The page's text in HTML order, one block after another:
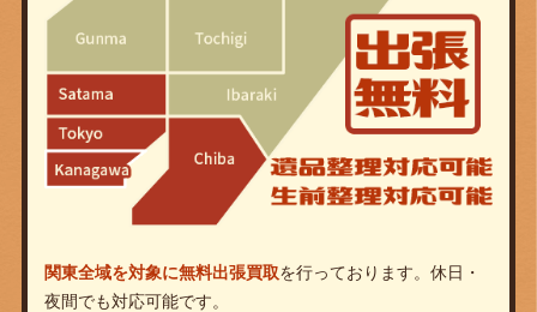
関東全域を対象に無料出張買取を行っております。休日・
夜間でも対応可能です。